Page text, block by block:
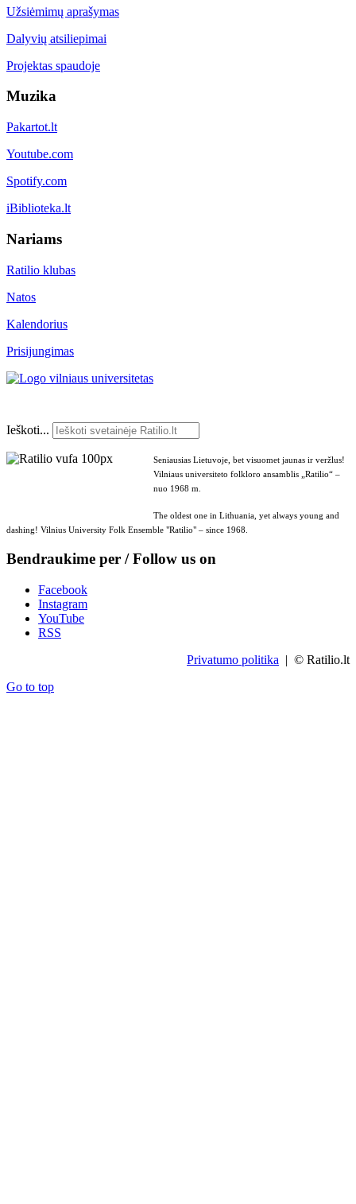
Užsiėmimų aprašymas
Dalyvių atsiliepimai
Projektas spaudoje
Muzika
Pakartot.lt
Youtube.com
Spotify.com
iBiblioteka.lt
Nariams
Ratilio klubas
Natos
Kalendorius
Prisijungimas
Ieškoti...
Seniausias Lietuvoje, bet visuomet jaunas ir veržlus!
Vilniaus universiteto folkloro ansamblis „Ratilio“ –
nuo 1968 m.
The oldest one in Lithuania, yet always young and
dashing! Vilnius University Folk Ensemble "Ratilio" – since 1968.
Bendraukime per / Follow us on
Facebook
Instagram
YouTube
RSS
Privatumo politika | © Ratilio.lt
Go to top